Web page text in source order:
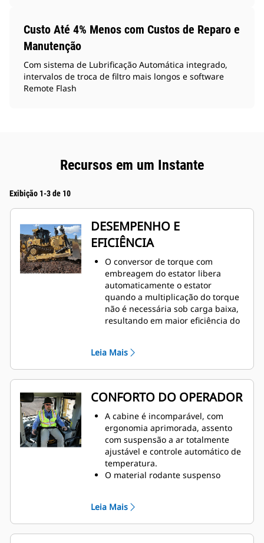
Custo Até 4% Menos com Custos de Reparo e
Manutenção
Com sistema de Lubrificação Automática integrado,
intervalos de troca de filtro mais longos e software
Remote Flash
Recursos em um Instante
Exibição 1-3 de 10
DESEMPENHO E
EFICIÊNCIA
O conversor de torque com
embreagem do estator libera
automaticamente o estator
quando a multiplicação do torque
não é necessária sob carga baixa,
resultando em maior eficiência do
A suspensão do bogie permite que
a esteira se adapte às condições
do solo, proporcionando maior
tração e menos derrapagem.
A direção diferencial permite
cargas grandes com manobras
rápidas e suaves.
Leia Mais
CONFORTO DO OPERADOR
A cabine é incomparável, com
ergonomia aprimorada, assento
com suspensão a ar totalmente
ajustável e controle automático de
temperatura.
O material rodante suspenso
para o material rodante em até
50% proporcionando uma
condução mais suave e
Leia Mais